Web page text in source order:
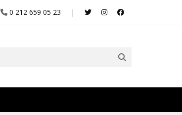
|
0 212 659 05 23